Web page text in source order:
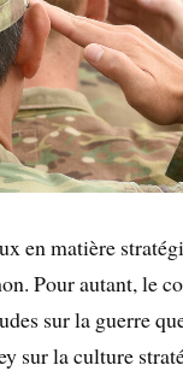
en matière
Pour autant, le
sur la guerre
sur la culture